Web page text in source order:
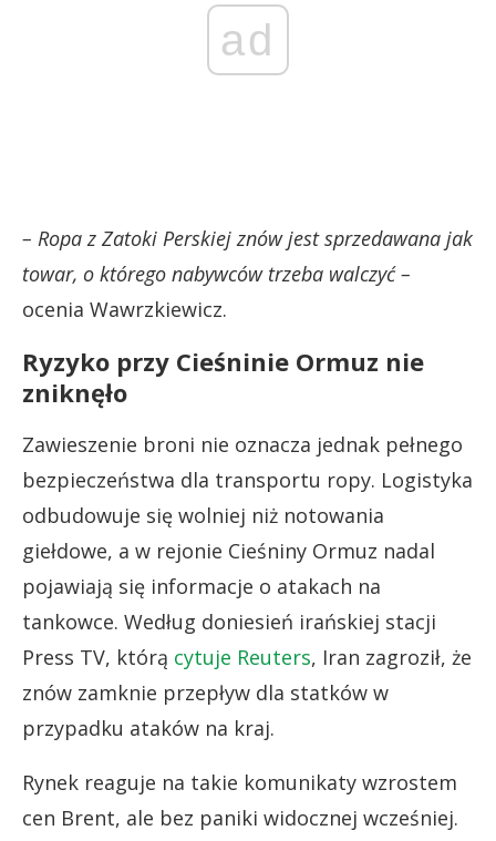
ad
– Ropa z Zatoki Perskiej znów jest sprzedawana jak
towar, o którego nabywców trzeba walczyć –
ocenia Wawrzkiewicz.
Ryzyko przy Cieśninie Ormuz nie
zniknęło
Zawieszenie broni nie oznacza jednak pełnego
bezpieczeństwa dla transportu ropy. Logistyka
odbudowuje się wolniej niż notowania
giełdowe, a w rejonie Cieśniny Ormuz nadal
pojawiają się informacje o atakach na
tankowce. Według doniesień irańskiej stacji
Press TV, którą cytuje Reuters, Iran zagroził, że
znów zamknie przepływ dla statków w
przypadku ataków na kraj.
Rynek reaguje na takie komunikaty wzrostem
cen Brent, ale bez paniki widocznej wcześniej.